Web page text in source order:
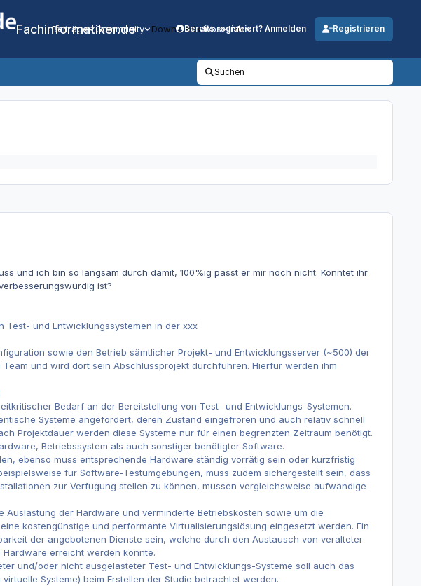
Fachinformatiker.de
Beiträge Community DownloadsJobs Info
Bereits registriert? Anmelden Registrieren
Suchen
und ich bin so langsam durch damit, 100%ig passt er mir noch nicht. Könntet ihr
ist?
Test- und Entwicklungssystemen in der xxx
sowie den Betrieb sämtlicher Projekt- und Entwicklungsserver (~500) der
und wird dort sein Abschlussprojekt durchführen. Hierfür werden ihm
Bedarf an der Bereitstellung von Test- und Entwicklungs-Systemen.
Systeme angefordert, deren Zustand eingefroren und auch relativ schnell
Projektdauer werden diese Systeme nur für einen begrenzten Zeitraum benötigt.
Betriebssystem als auch sonstiger benötigter Software.
ebenso muss entsprechende Hardware ständig vorrätig sein oder kurzfristig
für Software-Testumgebungen, muss zudem sichergestellt sein, dass
zur Verfügung stellen zu können, müssen vergleichsweise aufwändige
der Hardware und verminderte Betriebskosten sowie um die
kostengünstige und performante Virtualisierungslösung eingesetzt werden. Ein
der angebotenen Dienste sein, welche durch den Austausch von veralteter
erreicht werden könnte.
und/oder nicht ausgelasteter Test- und Entwicklungs-Systeme soll auch das
Systeme) beim Erstellen der Studie betrachtet werden.